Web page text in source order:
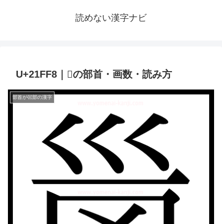
読めない漢字ナビ
U+21FF8｜𡿸の部首・画数・読み方
部首が巛部の漢字